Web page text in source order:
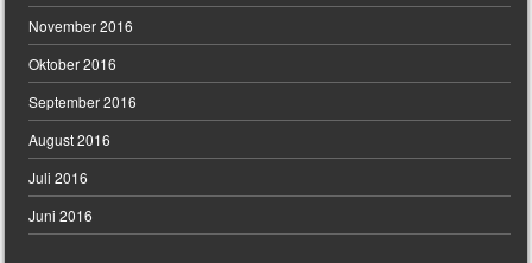
November 2016
Oktober 2016
September 2016
August 2016
Juli 2016
Juni 2016